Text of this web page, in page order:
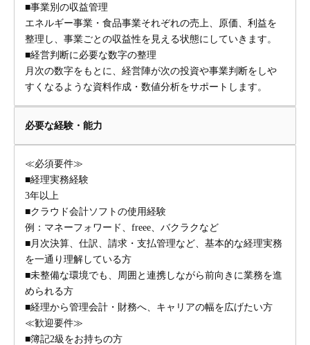
■事業別の収益管理
エネルギー事業・食品事業それぞれの売上、原価、利益を
整理し、事業ごとの収益性を見える状態にしていきます。
■経営判断に必要な数字の整理
月次の数字をもとに、経営陣が次の投資や事業判断をしや
すくなるような資料作成・数値分析をサポートします。
必要な経験・能力
≪必須要件≫
■経理実務経験
3年以上
■クラウド会計ソフトの使用経験
例：マネーフォワード、freee、バクラクなど
■月次決算、仕訳、請求・支払管理など、基本的な経理実務
を一通り理解している方
■未整備な環境でも、周囲と連携しながら前向きに業務を進
められる方
■経理から管理会計・財務へ、キャリアの幅を広げたい方
≪歓迎要件≫
■簿記2級をお持ちの方